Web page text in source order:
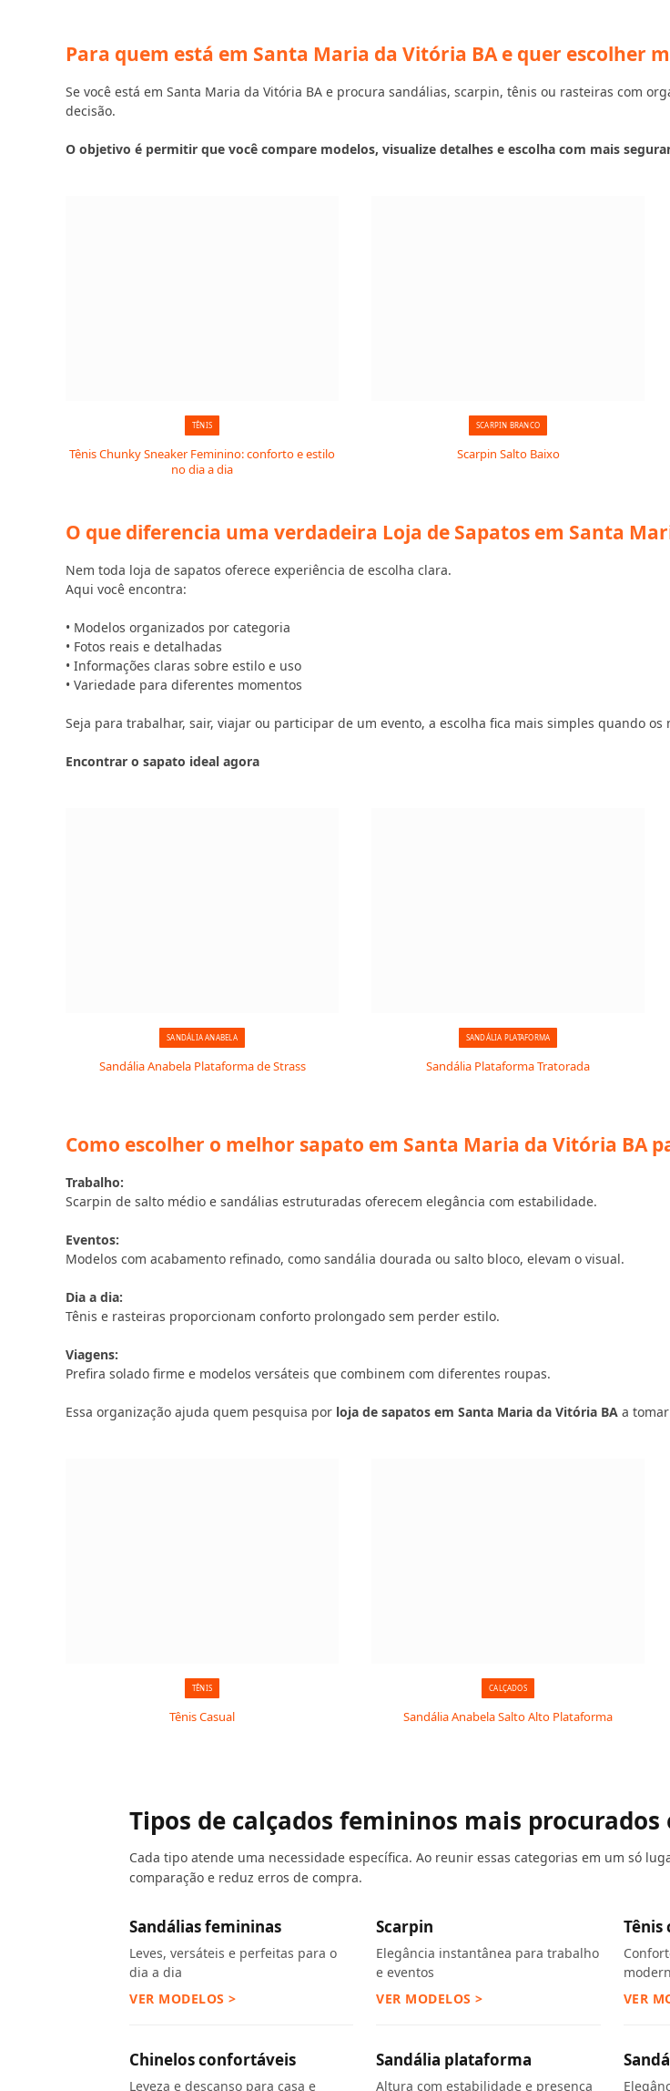
Para quem está em Santa Maria da Vitória BA e quer escolher
Se você está em Santa Maria da Vitória BA e procura sandálias, scarpin, tênis ou rasteiras com
decisão.
O objetivo é permitir que você compare modelos, visualize detalhes e escolha com mais
TÊNIS
Tênis Chunky Sneaker Feminino: conforto e estilo
no dia a dia
SCARPIN BRANCO
Scarpin Salto Baixo
O que diferencia uma verdadeira Loja de Sapatos em Santa
Nem toda loja de sapatos oferece experiência de escolha clara.
Aqui você encontra:
• Modelos organizados por categoria
• Fotos reais e detalhadas
• Informações claras sobre estilo e uso
• Variedade para diferentes momentos
Seja para trabalhar, sair, viajar ou participar de um evento, a escolha fica mais simples quando
Encontrar o sapato ideal agora
SANDÁLIA ANABELA
Sandália Anabela Plataforma de Strass
SANDÁLIA PLATAFORMA
Sandália Plataforma Tratorada
Como escolher o melhor sapato em Santa Maria da Vitória BA
Trabalho:
Scarpin de salto médio e sandálias estruturadas oferecem elegância com estabilidade.
Eventos:
Modelos com acabamento refinado, como sandália dourada ou salto bloco, elevam o visual.
Dia a dia:
Tênis e rasteiras proporcionam conforto prolongado sem perder estilo.
Viagens:
Prefira solado firme e modelos versáteis que combinem com diferentes roupas.
Essa organização ajuda quem pesquisa por loja de sapatos em Santa Maria da Vitória BA a
TÊNIS
Tênis Casual
CALÇADOS
Sandália Anabela Salto Alto Plataforma
Tipos de calçados femininos mais
Cada tipo atende uma necessidade específica. Ao reunir essas categorias em um só
comparação e reduz erros de compra.
Sandálias femininas
Leves, versáteis e perfeitas para o
dia a dia
VER MODELOS >
Scarpin
Elegância instantânea para trabalho
e eventos
VER MODELOS >
Tênis
VER
Chinelos confortáveis
Leveza e descanso para casa e
Sandália plataforma
Altura com estabilidade e presença